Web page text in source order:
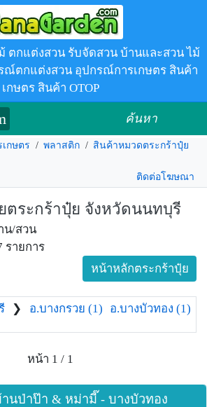
ตกแต่งสวน รับจัดสวน บ้านและสวน ไม้
ณ์ตกแต่งสวน อุปกรณ์การเกษตร สินค้า
เกษตร สินค้า OTOP
ค้นหา
กษตร / พลาสติก / สินค้าหมวดตระกร้าปุ๋ย
ติดต่อโฆษณา
ตระกร้าปุ๋ย จังหวัดนนทบุรี
น/สวน
รายการ
หน้าหลักตระกร้าปุ๋ย
❯ อ.บางกรวย (1) อ.บางบัวทอง (1)
หน้า 1 / 1
นป่าป๊า & หม่ามี๊ - บางบัวทอง